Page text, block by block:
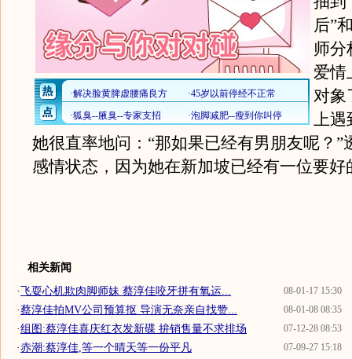
后”
师分
爱情
对象
上遇
她很直率地问：“那如果已经有男朋友呢？”
感情状态，因为她在新加坡已经有一位要好
相关新闻
08-01-17 15:30
·飞耍心机欺肉脚师妹 蔡淳佳咬牙拼有氧运...
08-01-08 08:35
·蔡淳佳拍MV公司预算抠 导演无奈亲自找赞...
07-12-28 08:53
·组图:蔡淳佳喜庆红衣发新碟 拚销售量不求排场
07-09-27 15:18
·赤潮:蔡淳佳,等一个晴天等一份平凡